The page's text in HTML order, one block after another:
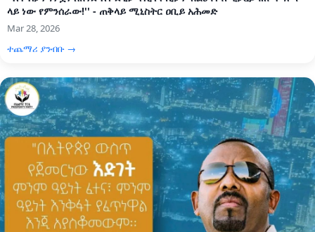
ላይ ነው የምንሰራው!'' - ጠቅላይ ሚኒስትር ዐቢይ አሕመድ
Mar 28, 2026
ተጨማሪ ያንብቡ →